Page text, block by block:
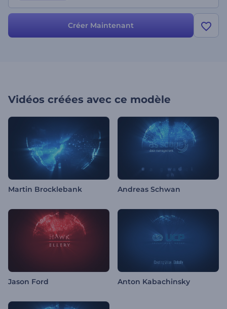
Créer Maintenant
Vidéos créées avec ce modèle
Martin Brocklebank Andreas Schwan
Jason Ford Anton Kabachinsky